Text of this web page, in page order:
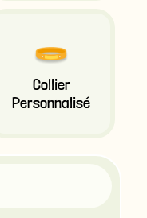
Collier
Personnalisé